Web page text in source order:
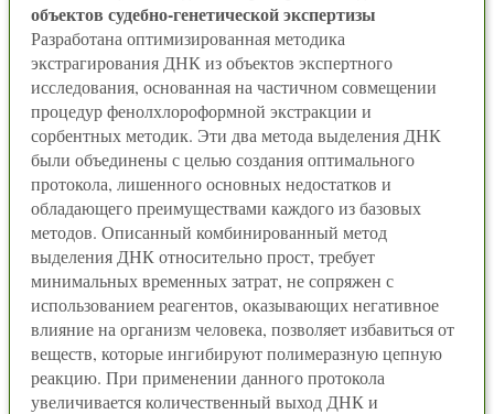
объектов судебно-генетической экспертизы
Разработана оптимизированная методика
экстрагирования ДНК из объектов экспертного
исследования, основанная на частичном совмещении
процедур фенолхлороформной экстракции и
сорбентных методик. Эти два метода выделения ДНК
были объединены с целью создания оптимального
протокола, лишенного основных недостатков и
обладающего преимуществами каждого из базовых
методов. Описанный комбинированный метод
выделения ДНК относительно прост, требует
минимальных временных затрат, не сопряжен с
использованием реагентов, оказывающих негативное
влияние на организм человека, позволяет избавиться от
веществ, которые ингибируют полимеразную цепную
реакцию. При применении данного протокола
увеличивается количественный выход ДНК и